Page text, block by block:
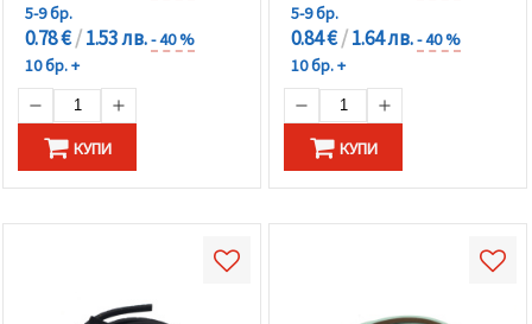
5-9 бр.
0.78 €/1.53 лв.- 40 %
10 бр. +
КУПИ
5-9 бр.
0.84 €/1.64 лв.- 40 %
10 бр. +
КУПИ